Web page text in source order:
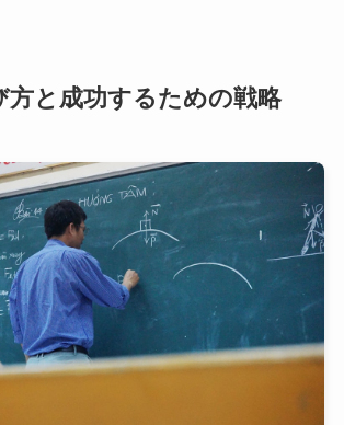
方と成功するための戦略